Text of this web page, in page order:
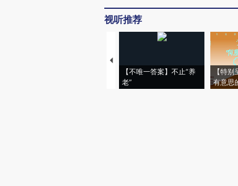
视听推荐
【不唯一答案】不止“养
老”
【特
有意思